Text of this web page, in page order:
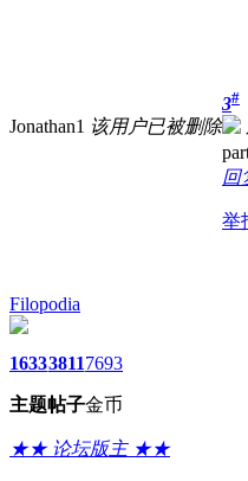
Jonathan1 该用户已被删除
3#
回
举
Filopodia
1633
主题
3811
帖子
7693
金币
★★ 论坛版主 ★★